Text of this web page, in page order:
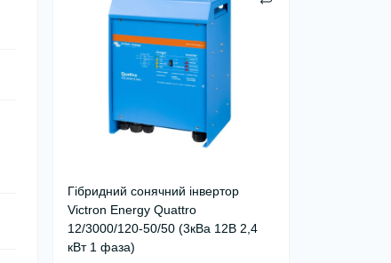
Гібридний сонячний інвертор
Victron Energy Quattro
12/3000/120-50/50 (3кВа 12В 2,4
кВт 1 фаза)